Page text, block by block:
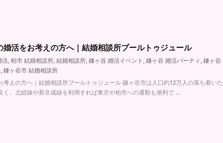
活をお考えの方へ｜結婚相談所プールトゥジュール
活, 柏市 結婚相談所, 結婚相談所, 鎌ヶ谷 婚活イベント , 鎌ヶ谷 婚活パーティ , 鎌ヶ谷
, 鎌ヶ谷市 結婚相談所
えの方へ｜結婚相談所プールトゥジュール 鎌ヶ谷市は人口約12万人の落ち着いた
、北総線や新京成線を利用すれば東京や柏市への通勤も便利で ...